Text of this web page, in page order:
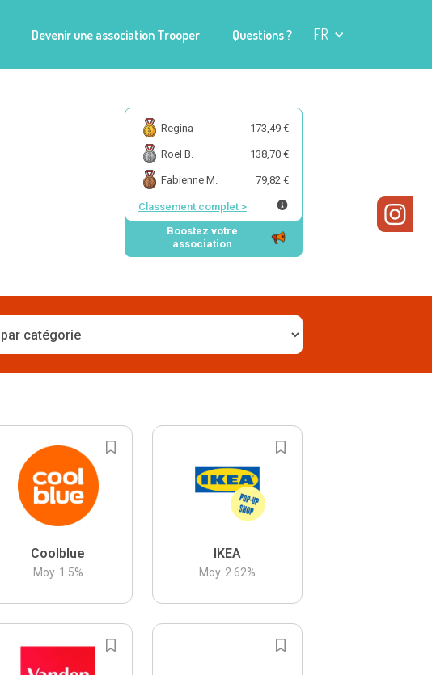
Devenir une association Trooper Questions ? FR
Regina 173,49 €
Roel B. 138,70 €
Fabienne M. 79,82 €
Classement complet >
Boostez votre
association
Coolblue
Moy. 1.5%
IKEA
Moy. 2.62%